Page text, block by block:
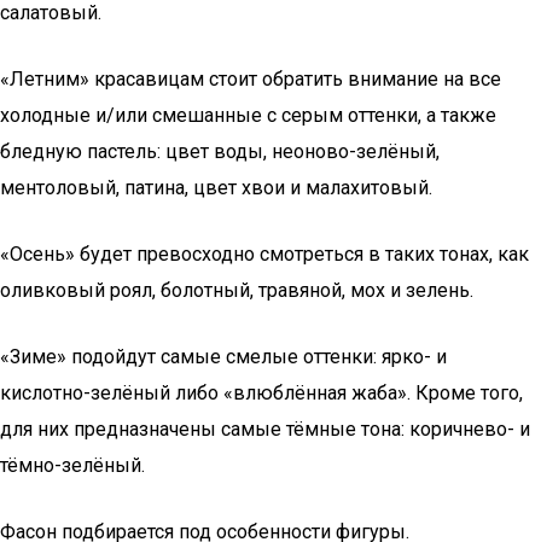
салатовый.
«Летним» красавицам стоит обратить внимание на все
холодные и/или смешанные с серым оттенки, а также
бледную пастель: цвет воды, неоново-зелёный,
ментоловый, патина, цвет хвои и малахитовый.
«Осень» будет превосходно смотреться в таких тонах, как
оливковый роял, болотный, травяной, мох и зелень.
«Зиме» подойдут самые смелые оттенки: ярко- и
кислотно-зелёный либо «влюблённая жаба». Кроме того,
для них предназначены самые тёмные тона: коричнево- и
тёмно-зелёный.
Фасон подбирается под особенности фигуры.